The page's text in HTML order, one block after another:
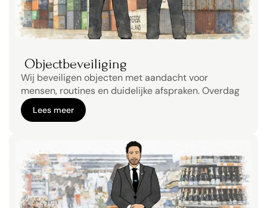
Objectbeveiliging
Wij beveiligen objecten met aandacht voor
mensen, routines en duidelijke afspraken. Overdag
én ’s nachts.
Lees meer
Lees meer